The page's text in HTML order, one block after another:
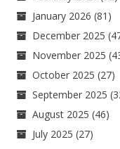
January 2026 (81)
December 2025
November 2025
October 2025 (27)
September 2025
August 2025 (46)
July 2025 (27)